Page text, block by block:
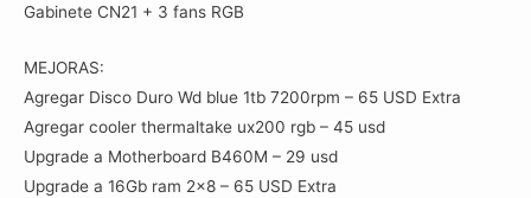
cantidad
Gabinete CN21 + 3 fans RGB
MEJORAS:
Agregar Disco Duro Wd blue 1tb 7200rpm – 65 USD Extra
Agregar cooler thermaltake ux200 rgb – 45 usd
Upgrade a Motherboard B460M – 29 usd
Upgrade a 16Gb ram 2×8 – 65 USD Extra